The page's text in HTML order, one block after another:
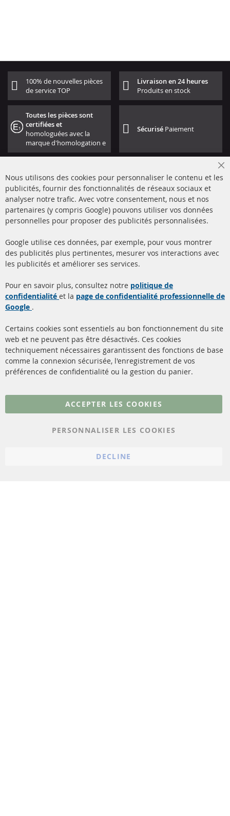
100% de nouvelles pièces
de service TOP
Livraison en 24 heures
Produits en stock
Toutes les pièces sont
certifiées et
homologuées avec la
marque d'homologation e
Sécurisé Paiement
+49 (0) 4533 799000
info@contra-automotive.de
facebook
instagram
Filtres à particules diesel
(FPD)
Catalyseur (CAT)
Capteurs
Matériel de montage
à propos de nous
livraison
Contact
Résilier le contrat
Plus de liens
Conditions générales
Nous utilisons des cookies pour personnaliser le contenu et les
publicités, fournir des fonctionnalités de réseaux sociaux et
analyser notre trafic. Avec votre consentement, nous et nos
partenaires (y compris Google) pouvons utiliser vos données
personnelles pour proposer des publicités personnalisées.
Google utilise ces données, par exemple, pour vous montrer
des publicités plus pertinentes, mesurer vos interactions avec
les publicités et améliorer ses services.
Pour en savoir plus, consultez notre politique de
confidentialité et la page de confidentialité professionnelle de
Google .
Certains cookies sont essentiels au bon fonctionnement du site
web et ne peuvent pas être désactivés. Ces cookies
techniquement nécessaires garantissent des fonctions de base
comme la connexion sécurisée, l'enregistrement de vos
préférences de confidentialité ou la gestion du panier.
ACCEPTER LES COOKIES
PERSONNALISER LES COOKIES
DECLINE